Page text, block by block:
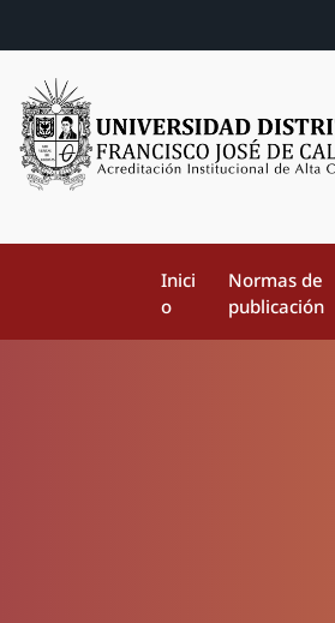
Inici
o
Normas de
publicación